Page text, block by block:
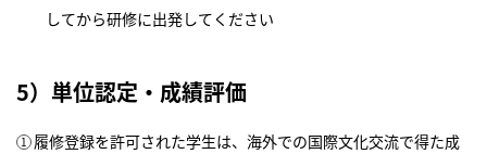
してから研修に出発してください
5）単位認定・成績評価
履修登録を許可された学生は、海外での国際文化交流で得た成